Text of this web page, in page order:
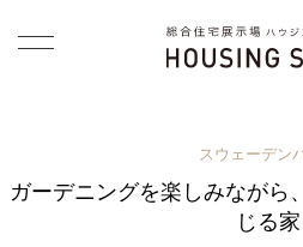
スウェーデン
ガーデニングを楽しみながら
じる家